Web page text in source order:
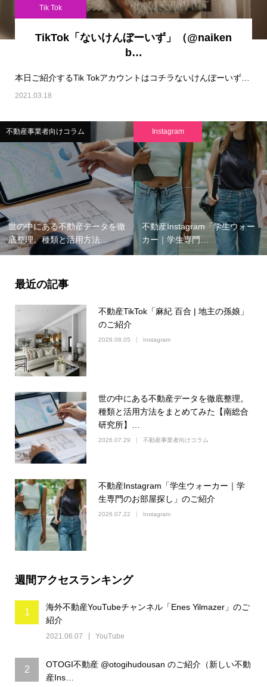
Tik Tok
TikTok「ないけんぼーいず」（@naiken
b…
本日ご紹介するTik Tokアカウントはコチラないけんぼーいず（@naikenboys）で…
2021.03.18
不動産事業者向けコラム
世の中にある不動産データを徹
底整理。種類と活用方法…
Instagram
不動産Instagram「学生ウォー
カー｜学生専門…
最近の記事
不動産TikTok「麻紀 百合 | 地主の孫娘」
のご紹介
2026.08.05 Instagram
世の中にある不動産データを徹底整理。
種類と活用方法をまとめてみた【南総合
研究所】…
2026.07.29 不動産事業者向けコラム
不動産Instagram「学生ウォーカー｜学
生専門のお部屋探し」のご紹介
2026.07.22 Instagram
週間アクセスランキング
1
海外不動産YouTubeチャンネル「Enes Yilmazer」のご
紹介
2021.06.07 YouTube
2
OTOGI不動産 @otogihudousan のご紹介（新しい不動
産Ins…